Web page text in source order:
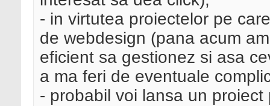
- in virtutea proiectelor pe
de webdesign (pana acum
eficient sa gestionez si asa
a ma feri de eventuale
- probabil voi lansa un